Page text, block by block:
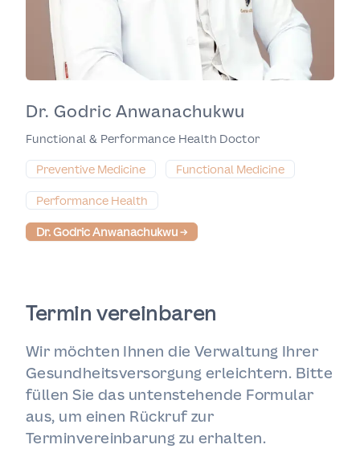
Dr. Godric Anwanachukwu
Functional & Performance Health Doctor
Preventive Medicine
Functional Medicine
Performance Health
Dr. Godric Anwanachukwu→
Termin vereinbaren
Wir möchten Ihnen die Verwaltung Ihrer
Gesundheitsversorgung erleichtern. Bitte
füllen Sie das untenstehende Formular
aus, um einen Rückruf zur
Terminvereinbarung zu erhalten.